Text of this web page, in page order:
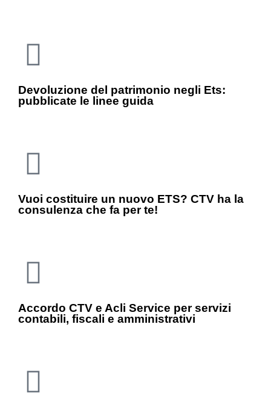
Devoluzione del patrimonio negli Ets:
pubblicate le linee guida
Vuoi costituire un nuovo ETS? CTV ha la
consulenza che fa per te!
Accordo CTV e Acli Service per servizi
contabili, fiscali e amministrativi